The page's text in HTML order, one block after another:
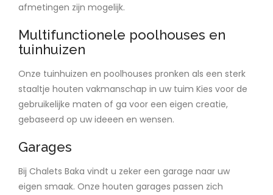
afmetingen zijn mogelijk.
Multifunctionele poolhouses en
tuinhuizen
Onze tuinhuizen en poolhouses pronken als een sterk
staaltje houten vakmanschap in uw tuim Kies voor de
gebruikelijke maten of ga voor een eigen creatie,
gebaseerd op uw ideeen en wensen.
Garages
Bij Chalets Baka vindt u zeker een garage naar uw
eigen smaak. Onze houten garages passen zich